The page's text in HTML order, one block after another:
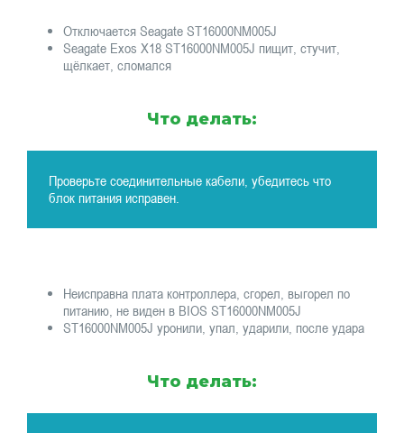
Отключается Seagate ST16000NM005J
Seagate Exos X18 ST16000NM005J пищит, стучит,
щёлкает, сломался
Что делать:
Проверьте соединительные кабели, убедитесь что
блок питания исправен.
Неисправна плата контроллера, сгорел, выгорел по
питанию, не виден в BIOS ST16000NM005J
ST16000NM005J уронили, упал, ударили, после удара
Что делать: